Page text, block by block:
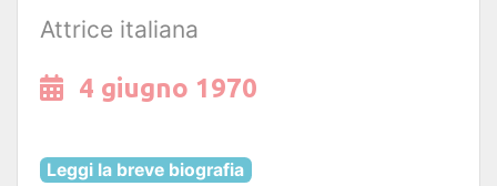
Attrice italiana
4 giugno 1970
Leggi la breve biografia